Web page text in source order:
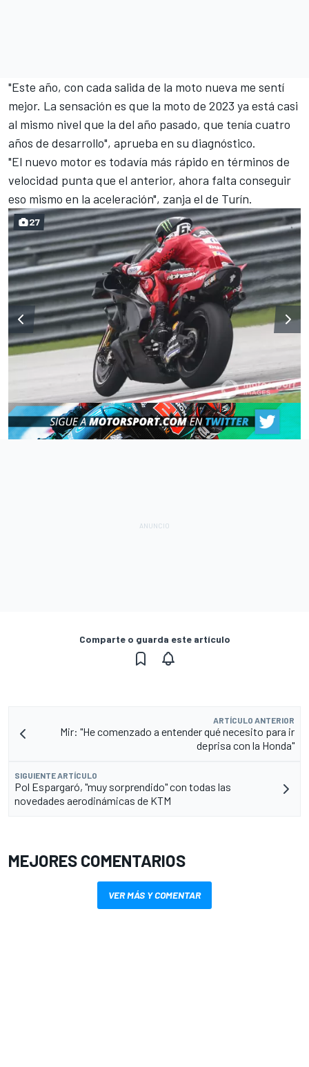
"Este año, con cada salida de la moto nueva me sentí
mejor. La sensación es que la moto de 2023 ya está casi
al mismo nivel que la del año pasado, que tenía cuatro
años de desarrollo", aprueba en su diagnóstico.
"El nuevo motor es todavía más rápido en términos de
velocidad punta que el anterior, ahora falta conseguir
eso mismo en la aceleración", zanja el de Turín.
27
Comparte o guarda este artículo
ARTÍCULO ANTERIOR
Mir: "He comenzado a entender qué necesito para ir
deprisa con la Honda"
SIGUIENTE ARTÍCULO
Pol Espargaró, "muy sorprendido" con todas las
novedades aerodinámicas de KTM
MEJORES COMENTARIOS
VER MÁS Y COMENTAR